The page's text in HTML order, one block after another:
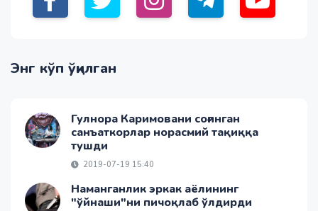
Энг кўп ўқилган
Гулнора Каримовани соғинган
санъаткорлар норасмий тақиққа
тушди
2019-07-19 15:40
Наманганлик эркак аёлининг
"ўйнаши"ни пичоқлаб ўлдирди